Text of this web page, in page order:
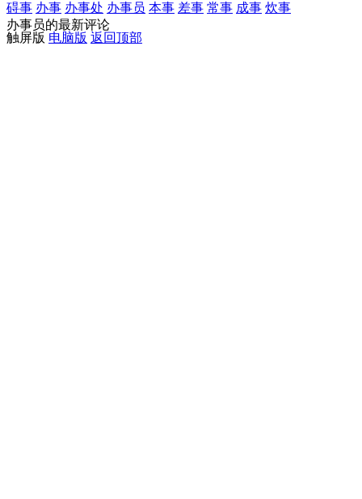
碍事 办事 办事处 办事员 本事 差事 常事 成事 炊事
办事员的最新评论
触屏版 电脑版 返回顶部